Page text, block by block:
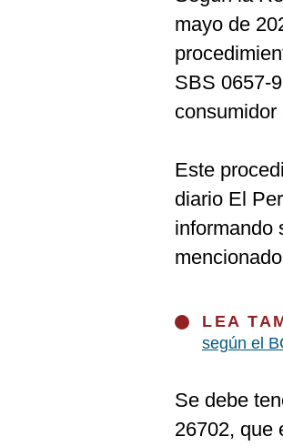
mayo de
SBS 0657-
consumidor
Este
diario El
informando
LEA
según el
Se debe
26702, que